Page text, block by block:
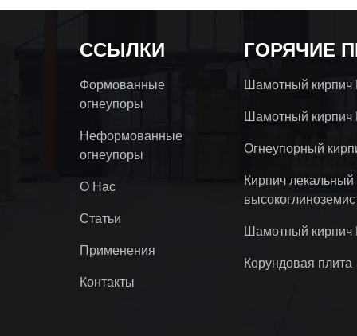
ССЫЛКИ
Формованные
огнеупоры
Неформованные
огнеупоры
О Нас
Статьи
Применения
Контакты
ГОРЯЧИЕ
Шамотный
Шамотный
Огнеупорный
Кирпич лекальный
Шамотный
Корундовая плита